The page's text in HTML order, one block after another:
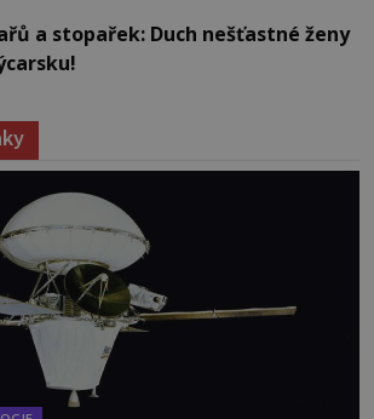
a stopařek: Duch nešťastné ženy